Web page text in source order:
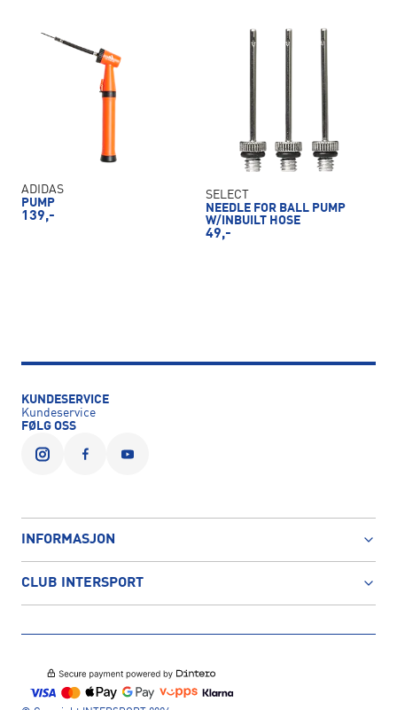
ADIDAS
PUMP
139,-
SELECT
NEEDLE FOR BALL PUMP
W/INBUILT HOSE
49,-
KUNDESERVICE
Kundeservice
FØLG OSS
INFORMASJON
CLUB INTERSPORT